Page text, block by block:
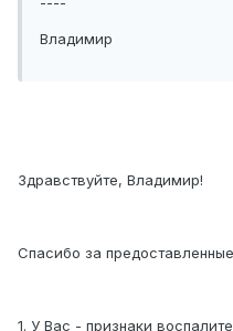
Владимир
Здравствуйте, Владимир!
Спасибо за
1. У Вас - признаки